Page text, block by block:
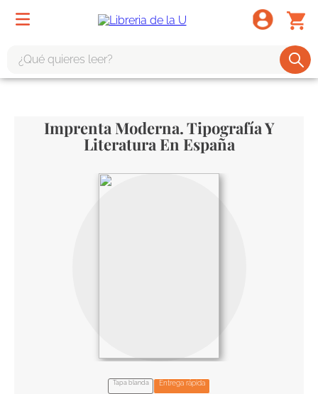
Imprenta Moderna. Tipografía Y
Literatura En España
Tapa blanda Entrega rápida
tote bag -
edición especial